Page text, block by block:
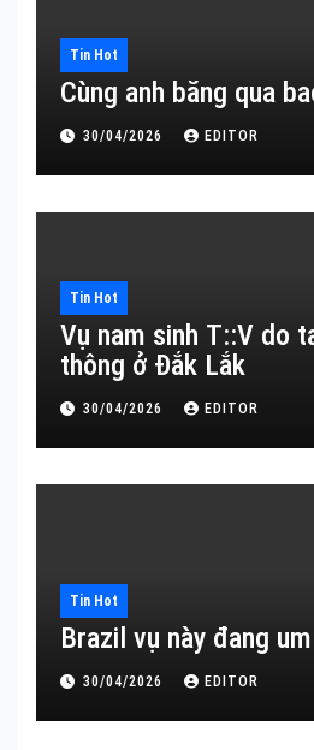
Tin Hot
Cùng anh băng qua
30/04/2026 EDITOR
Tin Hot
Vụ nam sinh T::V do
thông ở Đắk Lắk
30/04/2026 EDITOR
Tin Hot
Brazil vụ này đang
30/04/2026 EDITOR